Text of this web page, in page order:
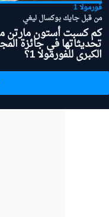
فورمولا 1
من قبل جايك بوكسال ليغي
كم كسبت أستون مارتن
تحديثاتها في جائزة
الكبرى للفورمولا 1؟